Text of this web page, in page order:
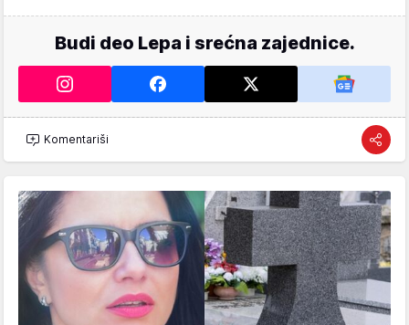
Budi deo Lepa i srećna zajednice.
Komentariši